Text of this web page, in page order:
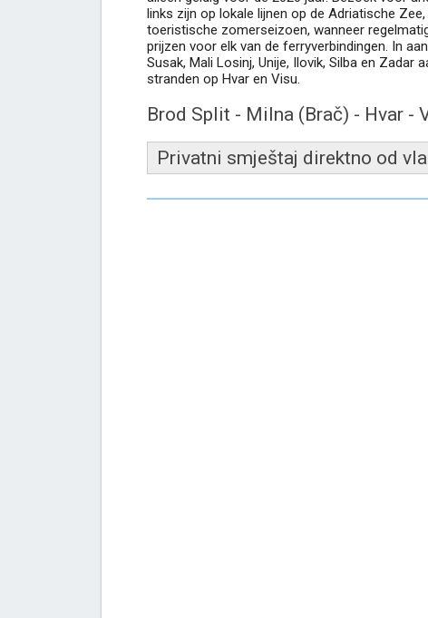
links zijn op lokale lijnen op de Adriatische
toeristische zomerseizoen, wanneer
prijzen voor elk van de ferryverbindingen. In
Susak, Mali Losinj, Unije, Ilovik, Silba en Zadar
stranden op Hvar en Visu.
Brod Split - Milna (Brač) - Hvar -
Privatni smještaj direktno od